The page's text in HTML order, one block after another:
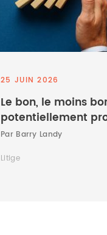
25 JUIN 2026
Le bon, le moins
potentiellement
Par Barry Landy
Litige